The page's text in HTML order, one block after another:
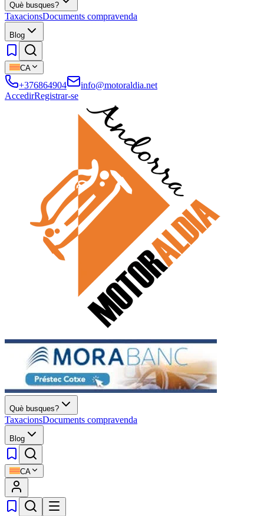
Què busques?
TaxacionsDocuments compravenda
Blog
CA
+376864904
info@motoraldia.net
AccedirRegistrar-se
Què busques?
TaxacionsDocuments compravenda
Blog
CA